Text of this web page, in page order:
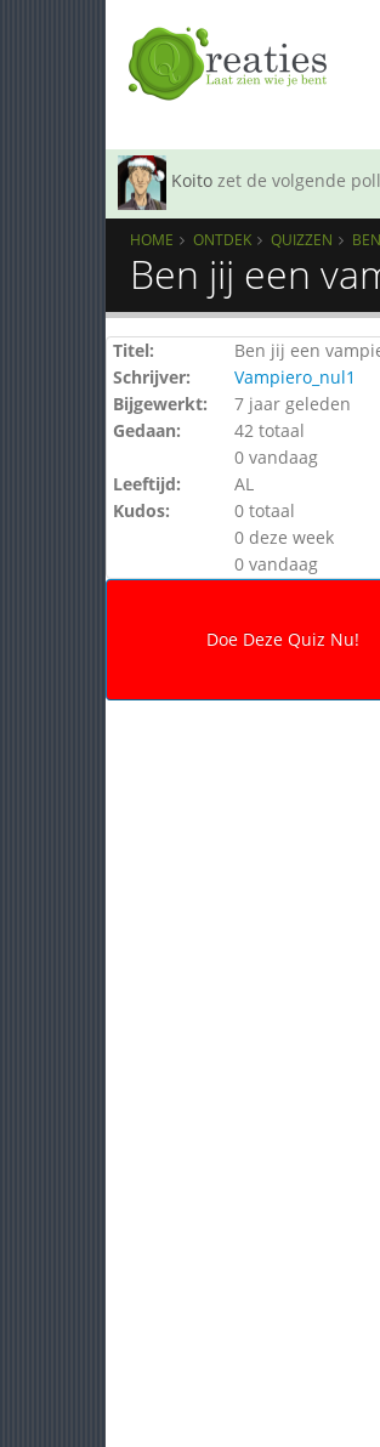
Koito zet de volgende
HOME ONTDEK QUIZZEN
Ben jij een
Titel:
Ben jij een
Schrijver:
Vampiero_nul1
Bijgewerkt:
7 jaar geleden
Gedaan:
42 totaal
0 vandaag
Leeftijd:
AL
Kudos:
0 totaal
0 deze week
0 vandaag